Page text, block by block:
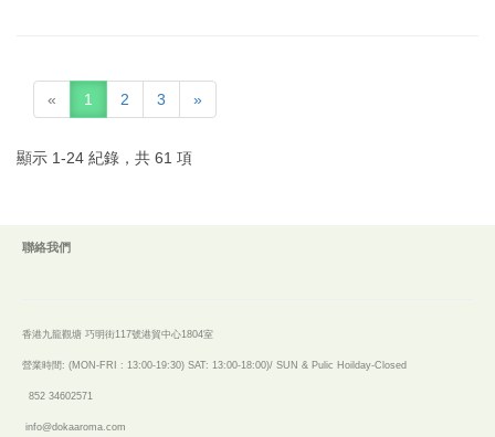
« 1 2 3 »
顯示 1-24 紀錄，共 61 項
聯絡我們
香港九龍觀塘 巧明街117號港貿中心1804室
營業時間: (MON-FRI : 13:00-19:30) SAT: 13:00-18:00)/ SUN & Pulic Hoilday-Closed
852 34602571
info@dokaaroma.com